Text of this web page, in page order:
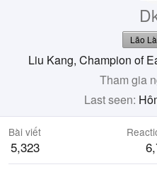
Lão
Liu Kang, Champion of
Tham gia
Last seen
Bài viết
5,323